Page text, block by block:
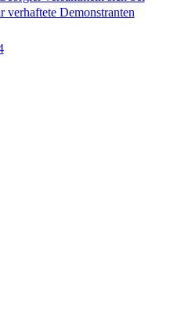
verhaftete Demonstranten